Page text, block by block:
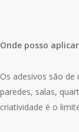
Onde posso
Os adesivos são
paredes, salas,
criatividade é o